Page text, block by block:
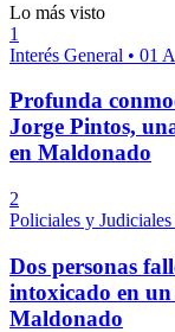
Lo más visto
1
Interés General • 01
Profunda
Jorge Pintos,
en Maldonado
2
Policiales y Judiciales
Dos personas
intoxicado en
Maldonado